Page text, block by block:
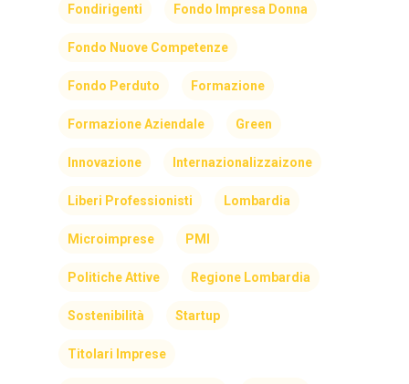
Fondirigenti Fondo Impresa Donna
Fondo Nuove Competenze
Fondo Perduto Formazione
Formazione Aziendale Green
Innovazione Internazionalizzaizone
Liberi Professionisti Lombardia
Microimprese PMI
Politiche Attive Regione Lombardia
Sostenibilità Startup
Titolari Imprese